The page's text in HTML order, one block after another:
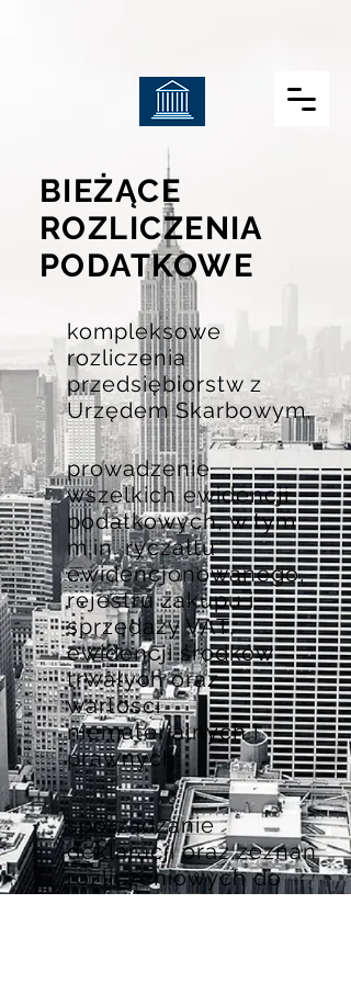
BIEŻĄCE
ROZLICZENIA
PODATKOWE
kompleksowe
rozliczenia
przedsiębiorstw z
Urzędem Skarbowym,
prowadzenie
wszelkich ewidencji
podatkowych, w tym
m.in. ryczałtu
ewidencjonowanego,
rejestru zakupu i
sprzedaży VAT,
ewidencji środków
trwałych oraz
wartości
niematerialnych i
prawnych;
sporządzanie
deklaracji oraz zeznań
rozliczeniowych do